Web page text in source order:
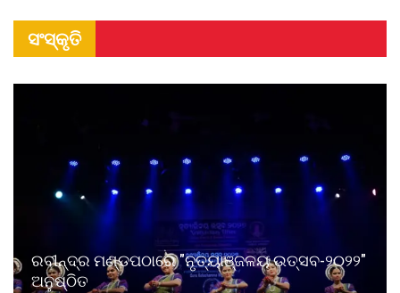
ସଂସ୍କୃତି
ରବୀନ୍ଦ୍ର ମଣ୍ଡପଠାରେ "ନୃତ୍ୟାଞ୍ଜଳୟ ଉତ୍ସବ-୨୦୨୨"
ଅନୁଷ୍ଠିତ